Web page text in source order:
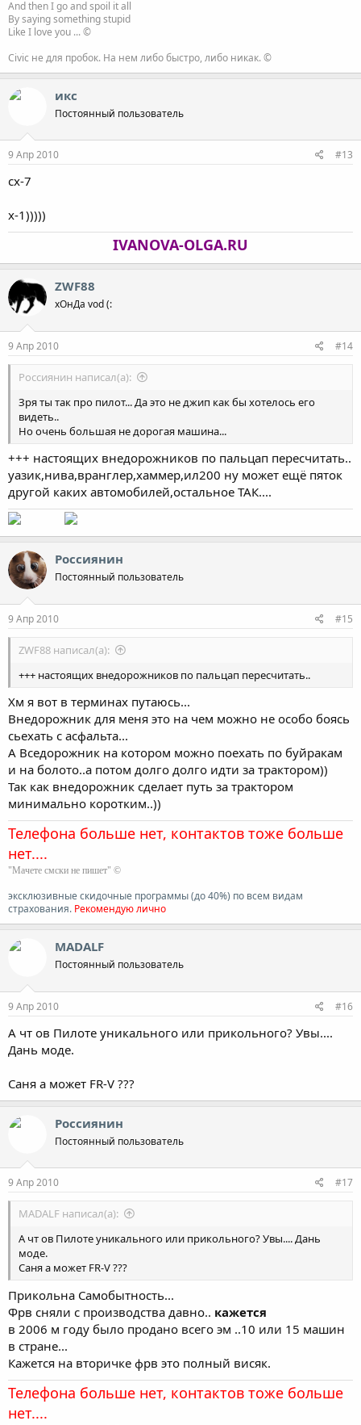
And then I go and spoil it all
By saying something stupid
Like I love you ... ©
Civic не для пробок. На нем либо быстро, либо никак. ©
икс
Постоянный пользователь
9 Апр 2010 #13
cx-7
x-1)))))
IVANOVA-OLGA.RU
ZWF88
хОнДа vod (:
9 Апр 2010 #14
Россиянин написал(а):
Зря ты так про пилот... Да это не джип как бы хотелось его
видеть..
Но очень большая не дорогая машина...
+++ настоящих внедорожников по пальцап пересчитать..
уазик,нива,вранглер,хаммер,ил200 ну может ещё пяток
другой каких автомобилей,остальное ТАК....
Россиянин
Постоянный пользователь
9 Апр 2010 #15
ZWF88 написал(а):
+++ настоящих внедорожников по пальцап пересчитать..
Хм я вот в терминах путаюсь...
Внедорожник для меня это на чем можно не особо боясь
сьехать с асфальта...
А Вседорожник на котором можно поехать по буйракам
и на болото..а потом долго долго идти за трактором))
Так как внедорожник сделает путь за трактором
минимально коротким..))
Телефона больше нет, контактов тоже больше
нет....
"Мачете смски не пишет" ©
эксклюзивные скидочные программы (до 40%) по всем видам
страхования. Рекомендую лично
MADALF
Постоянный пользователь
9 Апр 2010 #16
А чт ов Пилоте уникального или прикольного? Увы....
Дань моде.
Саня а может FR-V ???
Россиянин
Постоянный пользователь
9 Апр 2010 #17
MADALF написал(а):
А чт ов Пилоте уникального или прикольного? Увы.... Дань
моде.
Саня а может FR-V ???
Прикольна Самобытность...
Фрв сняли с производства давно.. кажется
в 2006 м году было продано всего эм ..10 или 15 машин
в стране...
Кажется на вторичке фрв это полный висяк.
Телефона больше нет, контактов тоже больше
нет....